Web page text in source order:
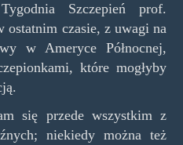
Szczepień prof.
ostatnim czasie, z uwagi na
w Ameryce Północnej,
które mogłyby
się przede wszystkim z
niekiedy można też